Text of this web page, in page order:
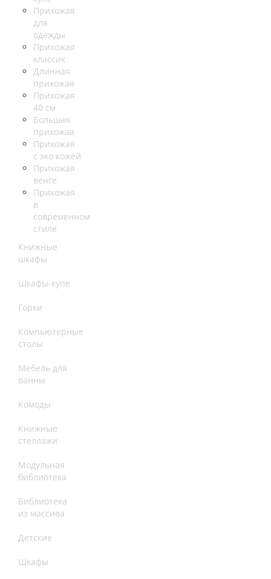
Прихожая
для
одежды
Прихожая
классик
Длинная
прихожая
Прихожая
40 см
Большая
прихожая
Прихожая
с эко кожей
Прихожая
венге
Прихожая
в
современном
стиле
Книжные
шкафы
Шкафы-купе
Горки
Компьютерные
столы
Мебель для
ванны
Комоды
Книжные
стеллажи
Модульная
библиотека
Библиотека
из массива
Детские
Шкафы